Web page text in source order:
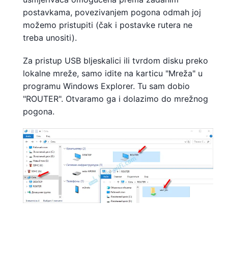
postavkama, povezivanjem pogona odmah joj
možemo pristupiti (čak i postavke rutera ne
treba unositi).
Za pristup USB bljeskalici ili tvrdom disku preko
lokalne mreže, samo idite na karticu "Mreža" u
programu Windows Explorer. Tu sam dobio
"ROUTER". Otvaramo ga i dolazimo do mrežnog
pogona.